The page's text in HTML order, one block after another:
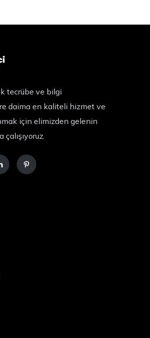
tecrübe ve bilgi
daima en kaliteli hizmet ve
için elimizden gelenin